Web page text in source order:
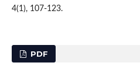
4(1), 107-123.
PDF